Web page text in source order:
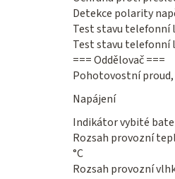
Detekce polarity
Test stavu telefonní
Test stavu telefonní
=== Oddělovač ===
Pohotovostní
Napájení
Indikátor vybité
Rozsah provozní
°C
Rozsah provozní